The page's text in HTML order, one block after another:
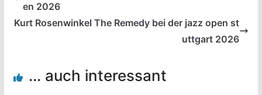
en 2026
Kurt Rosenwinkel The Remedy bei der jazz open st
uttgart 2026
... auch interessant